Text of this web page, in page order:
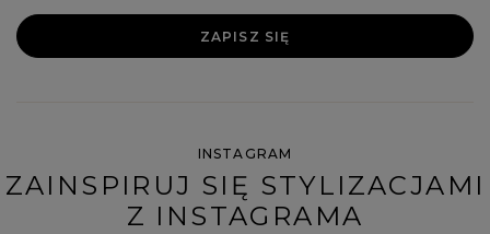
ZAPISZ SIĘ
INSTAGRAM
ZAINSPIRUJ SIĘ STYLIZACJAMI
Z INSTAGRAMA